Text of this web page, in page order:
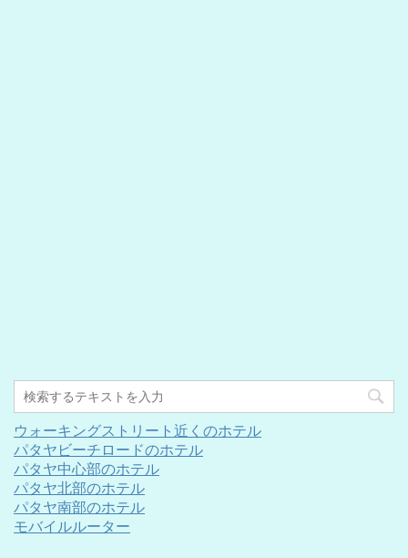
ウォーキングストリート近くのホテル
パタヤビーチロードのホテル
パタヤ中心部のホテル
パタヤ北部のホテル
パタヤ南部のホテル
モバイルルーター